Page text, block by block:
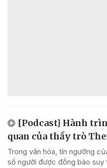
[Podcast] Hành
quan của thầy trò
Trong văn hóa, tín ngưỡng
số người được đồng bào suy